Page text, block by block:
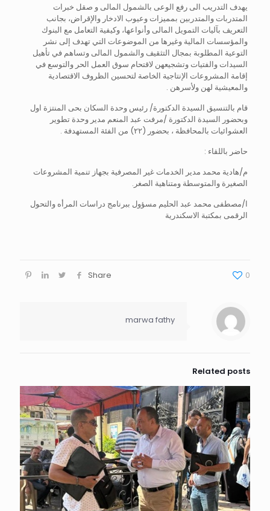
يهدف التدريب الى رفع الوعى بالشمول المالى و صقل خبرات
المتدربات والمتدربين بمميزات وعيوب الادخار والإقراض، بجانب
التعريف بآليات التمويل المالى وأنواعها، وكيفية التعامل مع البنوك
والمؤسسات المالية وغيرها من الموضوعات التي تهدف إلى نشر
التوعية المطلوبة بمجال التثقيف والشمول المالى وتساهم في تأهيل
السيدات والفتيات وتشجيعهن لاقتحام سوق العمل الحر والتوسع في
إقامة المشروعات الإنتاجية الخاصة لتحسين الظروف الاقتصادية
والمعيشية لهن ولأسرهن .
قام بالتنسيق السيدة الدكتورة/ رئيس وحدة السكان بحى المنتزة اول
وبحضور السيدة الدكتورة /مرفت عبد المنعم مدير وحدة تطوير
العشوائيات بالمحافظة ، بحضور (٢٢) من الفئة المستهدفة .
حاضر باللقاء :
م/هادية محمد مدير الخدمات غير المصرفية بجهاز تنمية المشروعات
الصغيرة والمتوسطة ومتناهية الصغر.
ا/مصطفى محمد عبد الحليم مسؤول ببرنامج دراسات المرأه والتحول
الرقمى بمكتبة الاسكندرية
Share 0
marwa fathy
Related posts